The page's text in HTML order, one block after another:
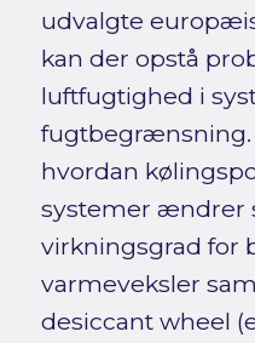
udvalgte
kan der opstå
luftfugtighed i
fugtbegrænsning.
hvordan
systemer ændrer
virkningsgrad for
varmeveksler
desiccant wheel